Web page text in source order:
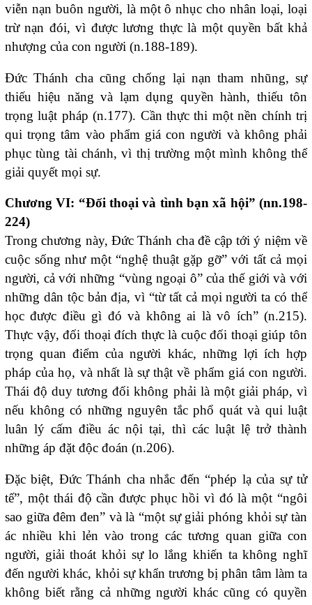
viễn nạn buôn người, là một ô nhục cho nhân loại, loại
trừ nạn đói, vì được lương thực là một quyền bất khả
nhượng của con người (n.188-189).
Đức Thánh cha cũng chống lại nạn tham nhũng, sự
thiếu hiệu năng và lạm dụng quyền hành, thiếu tôn
trọng luật pháp (n.177). Cần thực thi một nền chính trị
qui trọng tâm vào phẩm giá con người và không phải
phục tùng tài chánh, vì thị trường một mình không thể
giải quyết mọi sự.
Chương VI: “Đối thoại và tình bạn xã hội” (nn.198-
224)
Trong chương này, Đức Thánh cha đề cập tới ý niệm về
cuộc sống như một “nghệ thuật gặp gỡ” với tất cả mọi
người, cả với những “vùng ngoại ô” của thế giới và với
những dân tộc bản địa, vì “từ tất cả mọi người ta có thể
học được điều gì đó và không ai là vô ích” (n.215).
Thực vậy, đối thoại đích thực là cuộc đối thoại giúp tôn
trọng quan điểm của người khác, những lợi ích hợp
pháp của họ, và nhất là sự thật về phẩm giá con người.
Thái độ duy tương đối không phải là một giải pháp, vì
nếu không có những nguyên tắc phổ quát và qui luật
luân lý cấm điều ác nội tại, thì các luật lệ trở thành
những áp đặt độc đoán (n.206).
Đặc biệt, Đức Thánh cha nhắc đến “phép lạ của sự tử
tế”, một thái độ cần được phục hồi vì đó là một “ngôi
sao giữa đêm đen” và là “một sự giải phóng khỏi sự tàn
ác nhiều khi lẻn vào trong các tương quan giữa con
người, giải thoát khỏi sự lo lắng khiến ta không nghĩ
đến người khác, khỏi sự khẩn trương bị phân tâm làm ta
không biết rằng cả những người khác cũng có quyền